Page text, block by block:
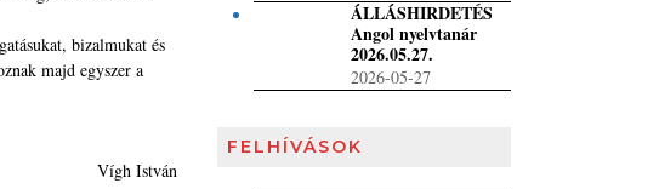
bizalmukat és
majd egyszer a
Vígh István
ÁLLÁSHIRDETÉS
Angol nyelvtanár
2026.05.27.
2026-05-27
FELHÍVÁSOK